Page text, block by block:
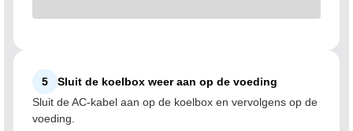
5
Sluit de koelbox weer aan op de voeding
Sluit de AC-kabel aan op de koelbox en vervolgens op de
voeding.